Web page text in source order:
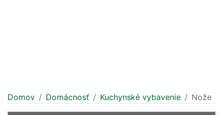
Domov Domácnosť Kuchynské vybavenie Nože